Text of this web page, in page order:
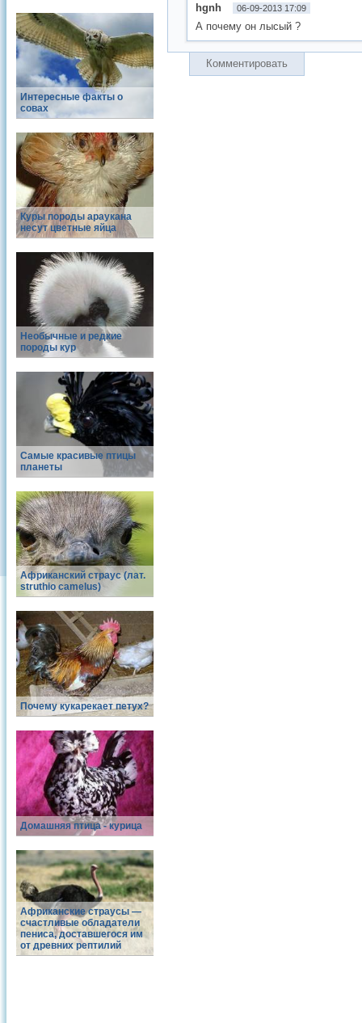
Интересные факты о
совах
Куры породы араукана
несут цветные яйца
Необычные и редкие
породы кур
Самые красивые птицы
планеты
Африканский страус (лат.
struthio camelus)
Почему кукарекает петух?
Домашняя птица - курица
Африканские страусы —
счастливые обладатели
пениса, доставшегося им
от древних рептилий
hgnh 06-09-2013 17:09
А почему он лысый ?
Комментировать